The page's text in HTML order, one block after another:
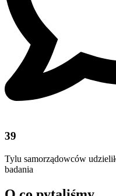
39
Tylu samorządowców
badania